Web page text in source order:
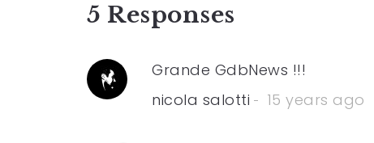
5 Responses
Grande GdbNews !!!
nicola salotti
15 years ago